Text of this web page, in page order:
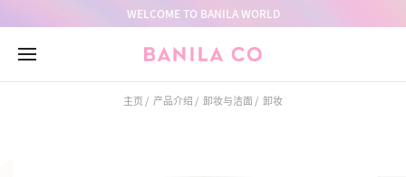
to
header
to
container
to
footer
WELCOME TO BANILA WORLD
主页 产品介绍 卸妆与洁面 卸妆